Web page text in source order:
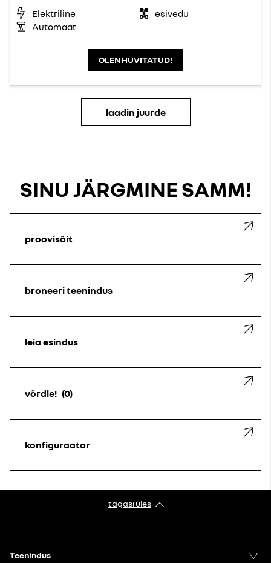
Elektriline
esivedu
Automaat
OLEN HUVITATUD!
laadin juurde
SINU JÄRGMINE SAMM!
proovisõit
broneeri teenindus
leia esindus
võrdle! 0
konfiguraator
tagasi üles
Teenindus